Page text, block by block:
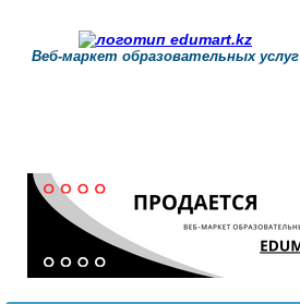
Веб-маркет образовательных услуг